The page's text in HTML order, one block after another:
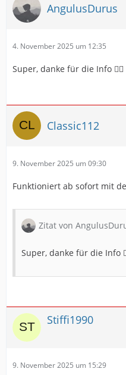
AngulusDurus
4. November 2025 um 12:35
Super, danke für die Info 👍🏻
Classic112
9. November 2025 um 09:30
Funktioniert ab sofort mit
Zitat von
Super, danke für die Info
Stiffi1990
9. November 2025 um 15:29